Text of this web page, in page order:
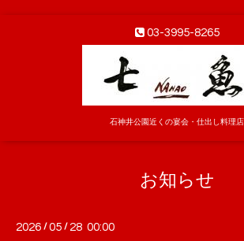
03-3995-8265
石神井公園近くの宴会・仕出し料理店
お知らせ
2026 /05 / 28 00:00